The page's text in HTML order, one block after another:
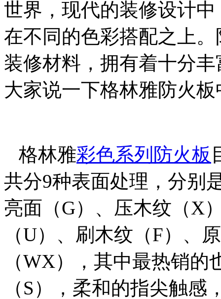
世界，现代的装修设计
在不同的色彩搭配之上
装修材料，拥有着十分
大家说一下格林雅防火
格林雅彩色系列防火板
共分9种表面处理，分别
亮面（G）、压木纹（X
（U）、刷木纹（F）、
（WX），其中最热销
（S），柔和的指尖触